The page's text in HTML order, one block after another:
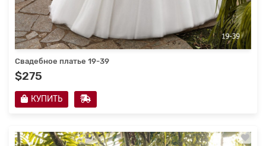
Свадебное платье 19-39
$275
КУПИТЬ